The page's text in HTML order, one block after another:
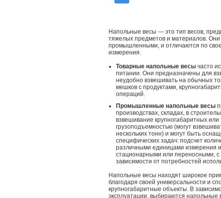
Напольные весы — это тип весов,
тяжелых предметов и материалов. Они
промышленными, и отличаются по
измерения.
Товарные напольные весы часто
питании. Они предназначены для
неудобно взвешивать на обычных
мешков с продуктами,
операций.
Промышленные напольные весы
производствах, складах, в
взвешивание крупногабаритных
грузоподъемностью (могут
нескольких тонн) и могут быть
специфических задач: подсчет
различными единицами измерения
стационарными или переносными,
зависимости от потребностей
Напольные весы находят широкое
благодаря своей универсальности и
крупногабаритные объекты. В
эксплуатации, выбираются